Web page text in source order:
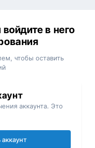
в него
чтобы оставить
аккаунта. Это